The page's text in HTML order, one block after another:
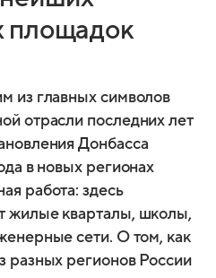
площадок
из главных символов
отрасли последних лет
Донбасса
в новых регионах
работа: здесь
жилые кварталы, школы,
сети. О том, как
разных регионов России